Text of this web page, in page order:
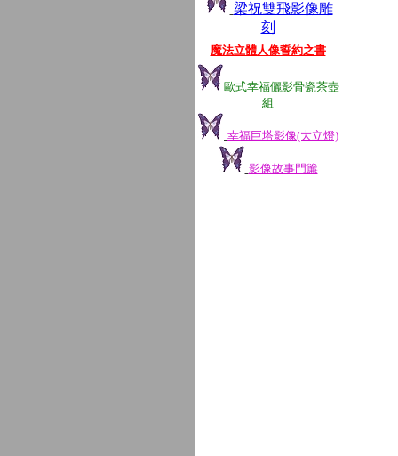
梁祝雙飛影像雕
刻
魔法立體人像誓約之書
歐式幸福儷影骨瓷茶壺
組
幸福巨塔影像(大立燈)
影像故事門簾